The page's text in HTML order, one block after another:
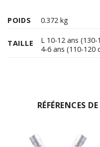
POIDS 0.372 kg
TAILLE L 10-12 ans (130-
4-6 ans (110-120
RÉFÉRENCES